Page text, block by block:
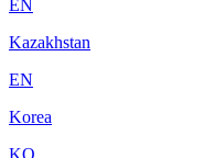
EN
Kazakhstan
EN
Korea